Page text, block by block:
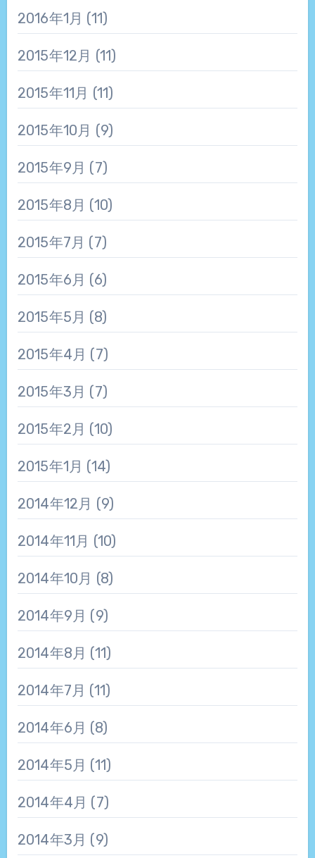
2016年1月 (11)
2015年12月 (11)
2015年11月 (11)
2015年10月 (9)
2015年9月 (7)
2015年8月 (10)
2015年7月 (7)
2015年6月 (6)
2015年5月 (8)
2015年4月 (7)
2015年3月 (7)
2015年2月 (10)
2015年1月 (14)
2014年12月 (9)
2014年11月 (10)
2014年10月 (8)
2014年9月 (9)
2014年8月 (11)
2014年7月 (11)
2014年6月 (8)
2014年5月 (11)
2014年4月 (7)
2014年3月 (9)